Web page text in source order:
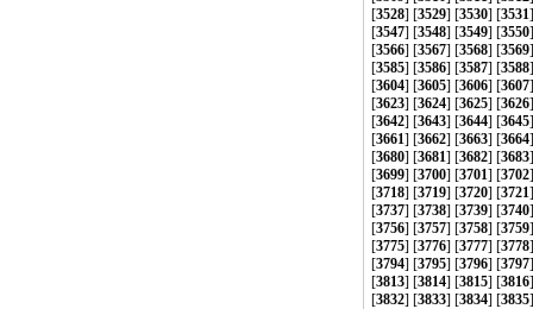
[3528] [3529] [3530] [3531
[3547] [3548] [3549] [3550
[3566] [3567] [3568] [3569
[3585] [3586] [3587] [3588
[3604] [3605] [3606] [3607
[3623] [3624] [3625] [3626
[3642] [3643] [3644] [3645
[3661] [3662] [3663] [3664
[3680] [3681] [3682] [3683
[3699] [3700] [3701] [3702
[3718] [3719] [3720] [3721
[3737] [3738] [3739] [3740
[3756] [3757] [3758] [3759
[3775] [3776] [3777] [3778
[3794] [3795] [3796] [3797
[3813] [3814] [3815] [3816
[3832] [3833] [3834] [3835